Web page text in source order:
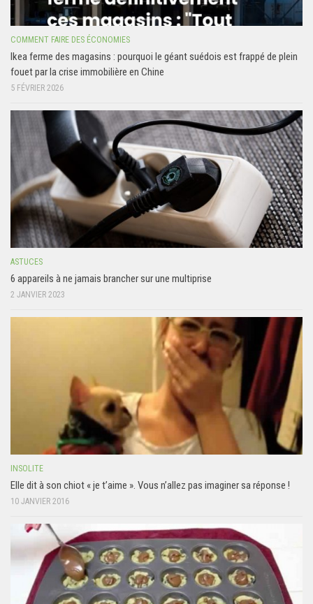
COMMENT FAIRE DES ÉCONOMIES
Ikea ferme des magasins : pourquoi le géant suédois est frappé de plein
fouet par la crise immobilière en Chine
5 FÉVRIER 2026
ASTUCES
6 appareils à ne jamais brancher sur une multiprise
2 JANVIER 2023
INSOLITE
Elle dit à son chiot « je t’aime ». Vous n’allez pas imaginer sa réponse !
10 JANVIER 2016